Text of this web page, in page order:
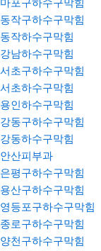
마포구하수구막힘
동작구하수구막힘
동작하수구막힘
강남하수구막힘
서초구하수구막힘
서초하수구막힘
용인하수구막힘
강동구하수구막힘
강동하수구막힘
안산피부과
은평구하수구막힘
용산구하수구막힘
영등포구하수구막힘
종로구하수구막힘
양천구하수구막힘